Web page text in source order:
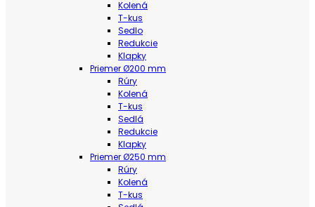
Kolená
T-kus
Sedlo
Redukcie
Klapky
Priemer Ø200 mm
Rúry
Kolená
T-kus
Sedlá
Redukcie
Klapky
Priemer Ø250 mm
Rúry
Kolená
T-kus